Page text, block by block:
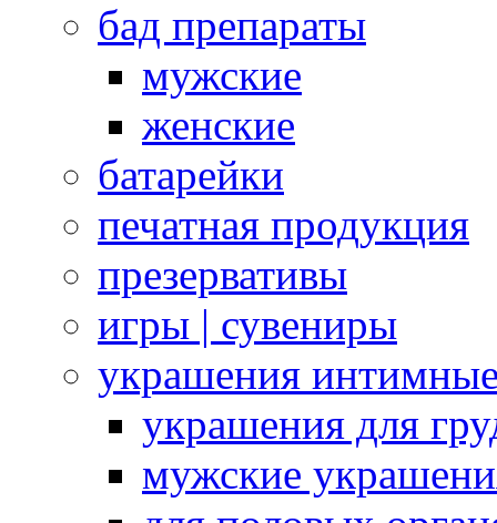
бад препараты
мужские
женские
батарейки
печатная продукция
презервативы
игры | сувениры
украшения
украшения для
мужские